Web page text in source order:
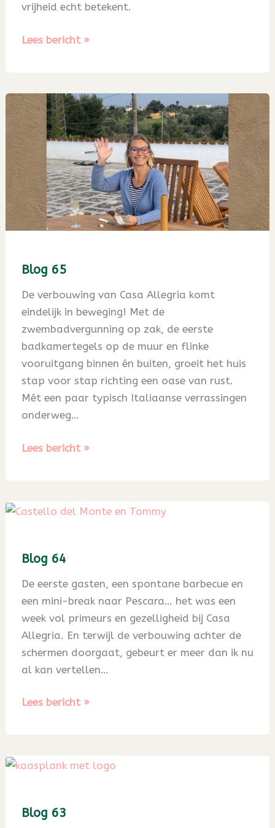
vrijheid echt betekent.
Blog
Lees bericht »
Blog 65
De verbouwing van Casa Allegria komt
eindelijk in beweging! Met de
zwembadvergunning op zak, de eerste
badkamertegels op de muur en flinke
vooruitgang binnen én buiten, groeit het huis
stap voor stap richting een oase van rust.
Mét een paar typisch Italiaanse verrassingen
onderweg…
Blog
Lees bericht »
Blog 64
De eerste gasten, een spontane barbecue en
een mini-break naar Pescara… het was een
week vol primeurs en gezelligheid bij Casa
Allegria. En terwijl de verbouwing achter de
schermen doorgaat, gebeurt er meer dan ik nu
al kan vertellen…
Blog
Lees bericht »
Blog 63